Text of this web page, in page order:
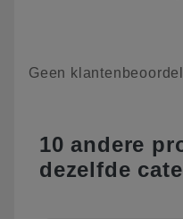
Geen
10 andere
dezelfde